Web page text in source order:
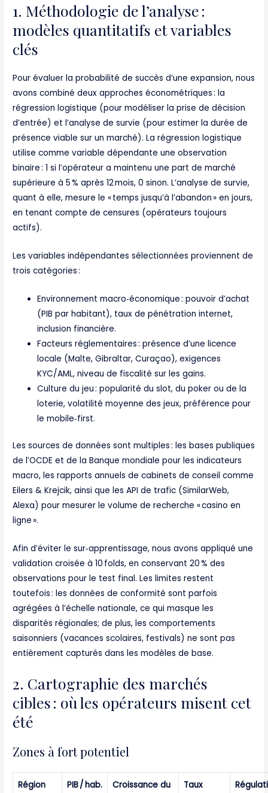
1. Méthodologie de l’analyse :
modèles quantitatifs et variables
clés
Pour évaluer la probabilité de succès d’une expansion, nous
avons combiné deux approches économétriques : la
régression logistique (pour modéliser la prise de décision
d’entrée) et l’analyse de survie (pour estimer la durée de
présence viable sur un marché). La régression logistique
utilise comme variable dépendante une observation
binaire : 1 si l’opérateur a maintenu une part de marché
supérieure à 5 % après 12 mois, 0 sinon. L’analyse de survie,
quant à elle, mesure le « temps jusqu’à l’abandon » en jours,
en tenant compte de censures (opérateurs toujours
actifs).
Les variables indépendantes sélectionnées proviennent de
trois catégories :
Environnement macro‑économique : pouvoir d’achat
(PIB par habitant), taux de pénétration internet,
inclusion financière.
Facteurs réglementaires : présence d’une licence
locale (Malte, Gibraltar, Curaçao), exigences
KYC/AML, niveau de fiscalité sur les gains.
Culture du jeu : popularité du slot, du poker ou de la
loterie, volatilité moyenne des jeux, préférence pour
le mobile‑first.
Les sources de données sont multiples : les bases publiques
de l’OCDE et de la Banque mondiale pour les indicateurs
macro, les rapports annuels de cabinets de conseil comme
Eilers & Krejcik, ainsi que les API de trafic (SimilarWeb,
Alexa) pour mesurer le volume de recherche « casino en
ligne ».
Afin d’éviter le sur‑apprentissage, nous avons appliqué une
validation croisée à 10 folds, en conservant 20 % des
observations pour le test final. Les limites restent
toutefois : les données de conformité sont parfois
agrégées à l’échelle nationale, ce qui masque les
disparités régionales; de plus, les comportements
saisonniers (vacances scolaires, festivals) ne sont pas
entièrement capturés dans les modèles de base.
2. Cartographie des marchés
cibles : où les opérateurs misent cet
été
Zones à fort potentiel
Région PIB / hab. Croissance du Taux